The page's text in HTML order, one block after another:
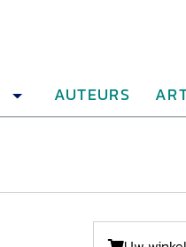
AUTEURS